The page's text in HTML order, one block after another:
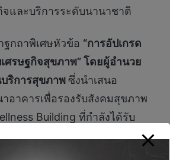
จและบริการระดับนานาชาติ
กถาพิเศษหัวข้อ “การอัปเกรด
ศรษฐกิจสุขภาพ” โดยผู้อำนวย
ริการสุขภาพซึ่งนำเสนอ
อาคารเพื่อรองรับสังคมสุขภาพ
Building ที่กำลังได้รับ